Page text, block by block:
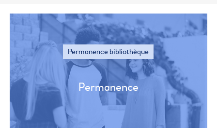
Permanence bibliothèque
Permanence